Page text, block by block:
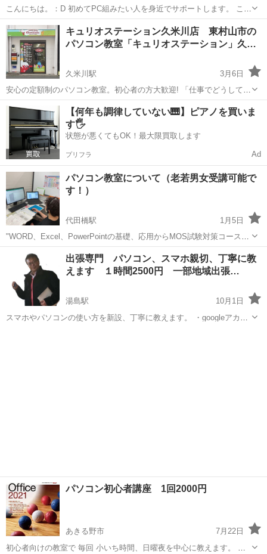
こんにちは。：D 初めてPC組みたい人を身近でサポートします。 この
ような方が相談に最もおすすめです。 ＊全くPCについてわからない！
＊私はこんなことあんなことができるPCがほしい！でもそれだけ店員
さんに伝えてもそ...
東京 町田市 町田駅 Windows総合 自作PC
キュリオステーション久米川店 東村山市の
パソコン教室「キュリオステーション」久…
久米川駅
3月6日
安心の定額制のパソコン教室。初心者の方大歓迎! 「仕事でどうしても
ワード・エクセルが必要」 「就職・転職のため、資格をとりたい」
「せっかく家にあるパソコンを活用したい」 「スマホを買ったけど使
い方がよくわか...
東京 東村山市 久米川駅 Windows総合 定額制
【何年も調律していない🎹】ピアノを買いま
す🖐️
状態が悪くてもOK！最大限買取します
プリフラ Ad
パソコン教室について（老若男女受講可能で
す！）
代田橋駅
1月5日
"WORD、Excel、PowerPointの基礎、応用からMOS試験対策コースま
でをめざしたパソコン学習コースで、年齢関係なく、老若男女、どな
たでもご受講可能です。無料体験授業を実施しておりますので、ぜひ
お問合せください。...
東京 世田谷区 代田橋駅 PowerPoint
出張専門 パソコン、スマホ親切、丁寧に教
えます １時間2500円 一部地域出張…
湯島駅
10月1日
スマホやパソコンの使い方を新設、丁寧に教えます。 ・googleアカウ
パソコン初心者講座 1回2000円
あきる野市
7月22日
初心者向けの教室で 毎回 小いち時間、日曜夜を中心に教えます。 教